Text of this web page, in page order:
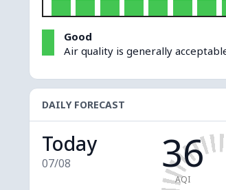
Good
Air quality is generally
DAILY FORECAST
Today
07/08 36
AQI